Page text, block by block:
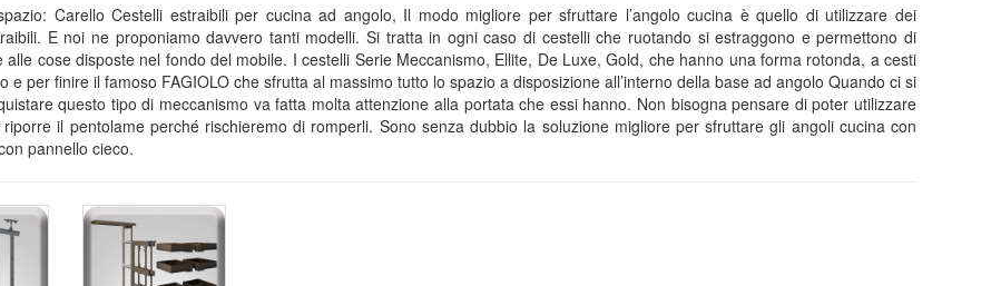
Carello Cestelli estraibili per cucina ad angolo, Il modo migliore per sfruttare l’angolo cucina è quello di utilizzare dei
E noi ne proponiamo davvero tanti modelli. Si tratta in ogni caso di cestelli che ruotando si estraggono e permettono di
alle cose disposte nel fondo del mobile. I cestelli Serie Meccanismo, Ellite, De Luxe, Gold, che hanno una forma rotonda, a cesti
e per finire il famoso FAGIOLO che sfrutta al massimo tutto lo spazio a disposizione all’interno della base ad angolo Quando ci si
questo tipo di meccanismo va fatta molta attenzione alla portata che essi hanno. Non bisogna pensare di poter utilizzare
il pentolame perché rischieremo di romperli. Sono senza dubbio la soluzione migliore per sfruttare gli angoli cucina con
pannello cieco.